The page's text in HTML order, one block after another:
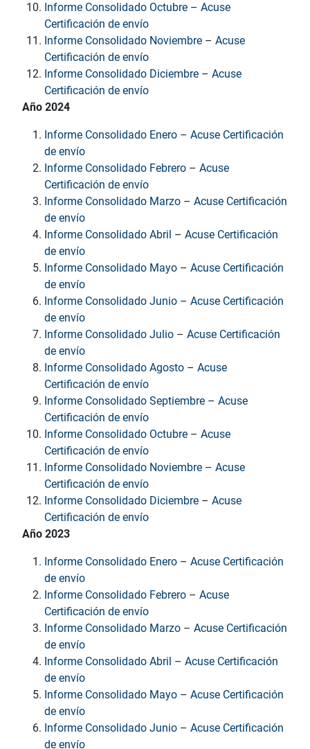
Informe Consolidado Octubre – Acuse
Certificación de envío
Informe Consolidado Noviembre – Acuse
Certificación de envío
Informe Consolidado Diciembre – Acuse
Certificación de envío
Año 2024
Informe Consolidado Enero – Acuse Certificación
de envío
Informe Consolidado Febrero – Acuse
Certificación de envío
Informe Consolidado Marzo – Acuse Certificación
de envío
nforme Consolidado Abril – Acuse Certificación
de envío
Informe Consolidado Mayo – Acuse Certificación
de envío
Informe Consolidado Junio – Acuse Certificación
de envío
Informe Consolidado Julio – Acuse Certificación
de envío
Informe Consolidado Agosto – Acuse
Certificación de envío
Informe Consolidado Septiembre – Acuse
Certificación de envío
Informe Consolidado Octubre – Acuse
Certificación de envío
Informe Consolidado Noviembre – Acuse
Certificación de envío
Informe Consolidado Diciembre – Acuse
Certificación de envío
Año 2023
Informe Consolidado Enero – Acuse Certificación
de envío
Informe Consolidado Febrero – Acuse
Certificación de envío
Informe Consolidado Marzo – Acuse Certificación
de envío
Informe Consolidado Abril – Acuse Certificación
de envío
Informe Consolidado Mayo – Acuse Certificación
de envío
Informe Consolidado Junio – Acuse Certificación
de envío